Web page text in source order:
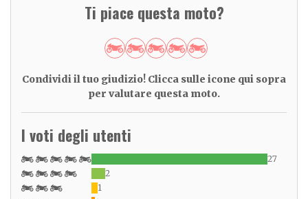
Ti piace questa moto?
Condividi il tuo giudizio! Clicca sulle icone qui sopra
per valutare questa moto.
I voti degli utenti
27
2
1